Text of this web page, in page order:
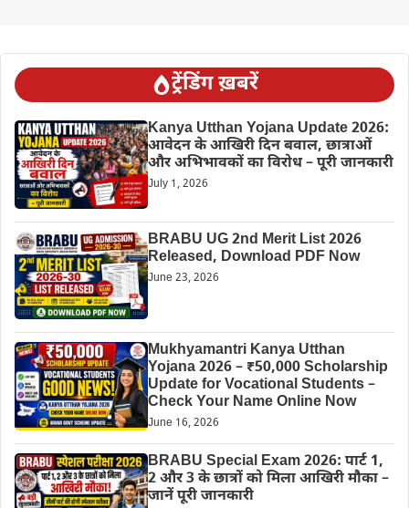
ट्रेंडिंग ख़बरें
Kanya Utthan Yojana Update 2026:
आवेदन के आखिरी दिन बवाल, छात्राओं
और अभिभावकों का विरोध – पूरी जानकारी
July 1, 2026
BRABU UG 2nd Merit List 2026
Released, Download PDF Now
June 23, 2026
Mukhyamantri Kanya Utthan
Yojana 2026 – ₹50,000 Scholarship
Update for Vocational Students –
Check Your Name Online Now
June 16, 2026
BRABU Special Exam 2026: पार्ट 1,
2 और 3 के छात्रों को मिला आखिरी मौका –
जानें पूरी जानकारी